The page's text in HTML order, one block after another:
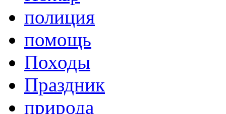
полиция
помощь
Походы
Праздник
природа